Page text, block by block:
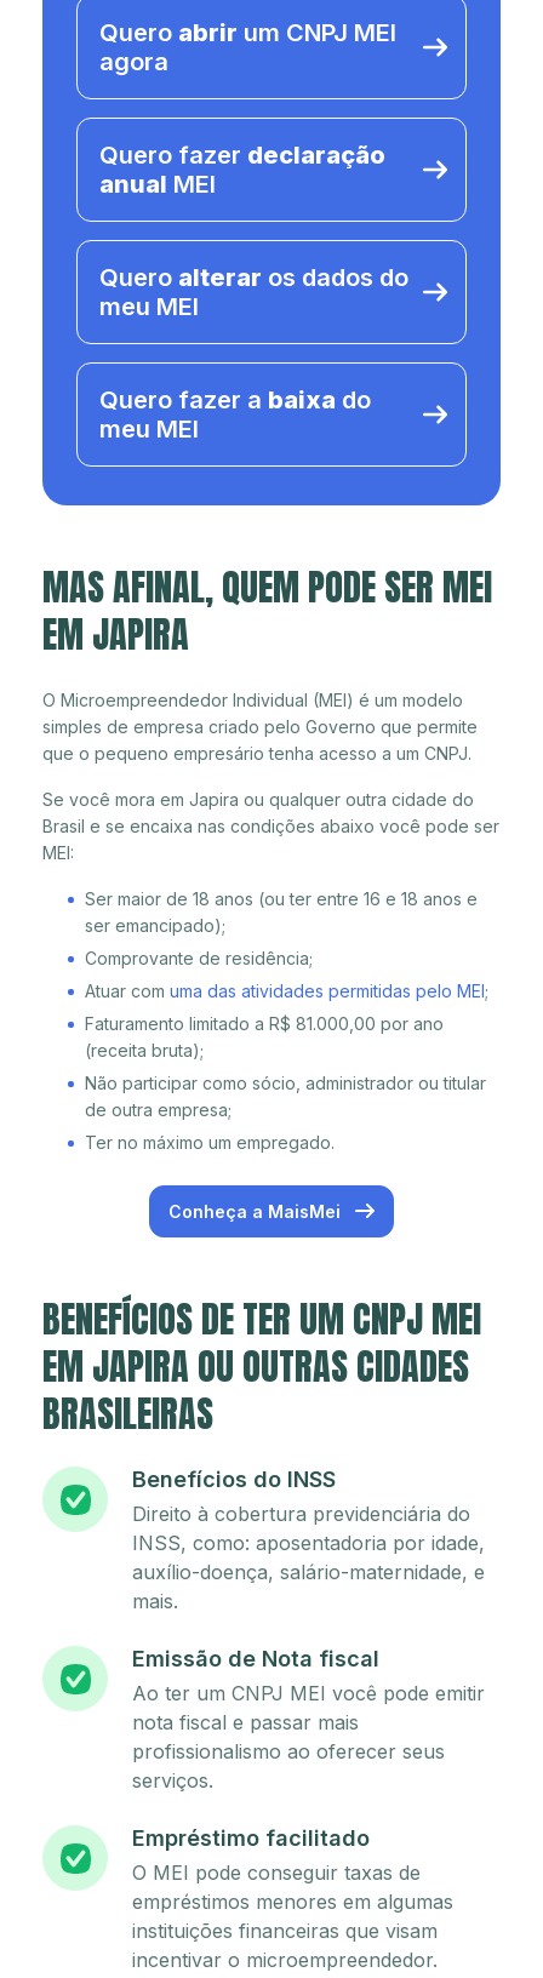
Quero abrir um CNPJ MEI
agora
Quero fazer declaração
anual MEI
Quero alterar os dados do
meu MEI
Quero fazer a baixa do
meu MEI
MAS AFINAL, QUEM PODE SER MEI
EM JAPIRA
O Microempreendedor Individual (MEI) é um modelo
simples de empresa criado pelo Governo que permite
que o pequeno empresário tenha acesso a um CNPJ.
Se você mora em Japira ou qualquer outra cidade do
Brasil e se encaixa nas condições abaixo você pode ser
MEI:
Ser maior de 18 anos (ou ter entre 16 e 18 anos e
ser emancipado);
Comprovante de residência;
Atuar com uma das atividades permitidas pelo MEI;
Faturamento limitado a R$ 81.000,00 por ano
(receita bruta);
Não participar como sócio, administrador ou titular
de outra empresa;
Ter no máximo um empregado.
Conheça a MaisMei
BENEFÍCIOS DE TER UM CNPJ MEI
EM JAPIRA OU OUTRAS CIDADES
BRASILEIRAS
Benefícios do INSS
Direito à cobertura previdenciária do
INSS, como: aposentadoria por idade,
auxílio-doença, salário-maternidade, e
mais.
Emissão de Nota fiscal
Ao ter um CNPJ MEI você pode emitir
nota fiscal e passar mais
profissionalismo ao oferecer seus
serviços.
Empréstimo facilitado
O MEI pode conseguir taxas de
empréstimos menores em algumas
instituições financeiras que visam
incentivar o microempreendedor.